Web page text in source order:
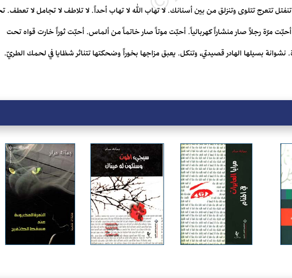
تتعرج تتلوى وتنزلق من بين أسنانك. لا تهاب الله لا تهاب أحداً. لا تلاطف لا تجامل لا
مرّة رجلاً صار منشاراً كهربائياً. أحبّت موتاً صار خاتماً من ألماس. أحبّت ثوراً خارت قواه تحت
بسيلها الهادر قصيدتي، وتنكل. يعبق مزاجها بخوراً وضحكتها تتناثر شظايا في لحمك الطريّ.